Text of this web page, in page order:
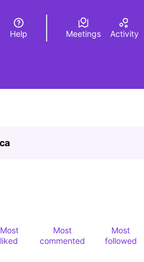
Elegir el idiomaChoose language
Help Meetings Activity
Most
liked
Most
commented
Most
followed